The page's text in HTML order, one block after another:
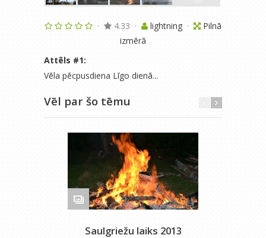
· 4.33 · lightning ·
Pilnā
izmērā
Attēls #1:
Vēla pēcpusdiena Līgo dienā...
Vēl par šo tēmu
Saulgriežu laiks 2013